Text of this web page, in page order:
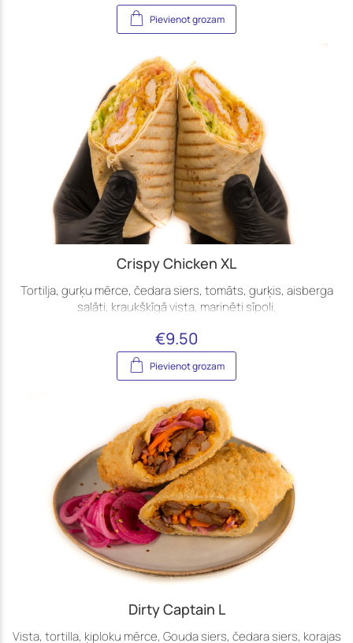
Pievienot grozam
Crispy Chicken XL
Tortilja, gurķu mērce, čedara siers, tomāts, gurķis, aisberga
salāti, kraukšķīgā vista, marinēti sīpoli.
€9.50
Pievienot grozam
Dirty Captain L
Vista, tortilla, ķiploku mērce, Gouda siers, čedara siers, korajas